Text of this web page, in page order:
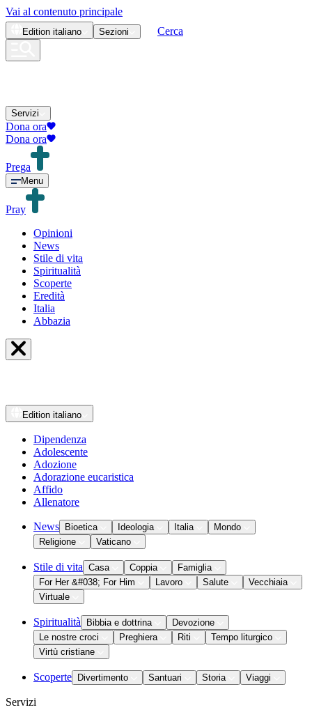
Vai al contenuto principale
Edition italiano Sezioni Cerca
Servizi
Dona ora
Dona ora
Prega
Menu
Pray
Opinioni
News
Stile di vita
Spiritualità
Scoperte
Eredità
Italia
Abbazia
Edition italiano
Dipendenza
Adolescente
Adozione
Adorazione eucaristica
Affido
Allenatore
News Bioetica Ideologia Italia
Mondo
Religione
Vaticano
Stile di vita Casa Coppia
Famiglia
For Her &#038; For Him
Lavoro Salute
Vecchiaia
Virtuale
Spiritualità Bibbia e dottrina
Devozione
Le nostre croci
Preghiera Riti
Tempo liturgico
Virtù cristiane
Scoperte Divertimento Santuari Storia Viaggi
Servizi